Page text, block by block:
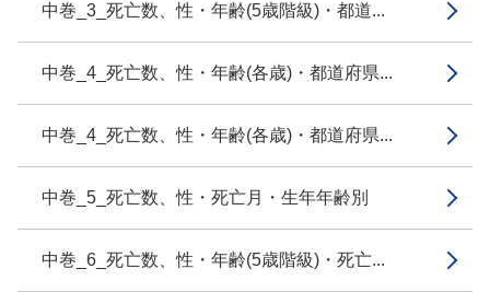
中巻_3_死亡数、性・年齢(5歳階級)・都道...
中巻_4_死亡数、性・年齢(各歳)・都道府県...
中巻_4_死亡数、性・年齢(各歳)・都道府県...
中巻_5_死亡数、性・死亡月・生年年齢別
中巻_6_死亡数、性・年齢(5歳階級)・死亡...